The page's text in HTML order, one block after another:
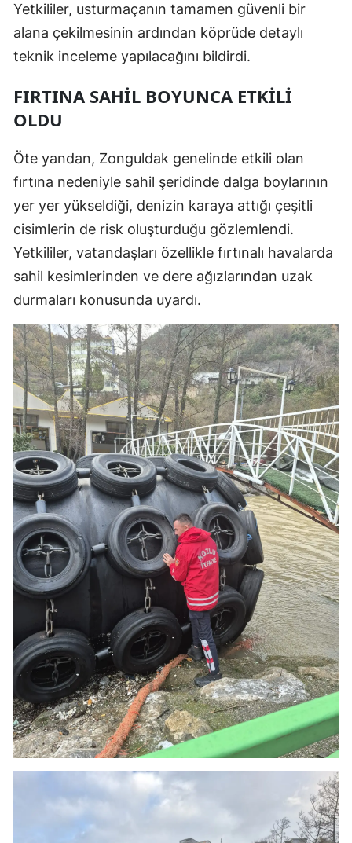
Yetkililer, usturmaçanın tamamen güvenli bir
alana çekilmesinin ardından köprüde detaylı
teknik inceleme yapılacağını bildirdi.
FIRTINA SAHIL BOYUNCA ETKILI
OLDU
Öte yandan, Zonguldak genelinde etkili olan
fırtına nedeniyle sahil şeridinde dalga boylarının
yer yer yükseldiği, denizin karaya attığı çeşitli
cisimlerin de risk oluşturduğu gözlemlendi.
Yetkililer, vatandaşları özellikle fırtınalı havalarda
sahil kesimlerinden ve dere ağızlarından uzak
durmaları konusunda uyardı.